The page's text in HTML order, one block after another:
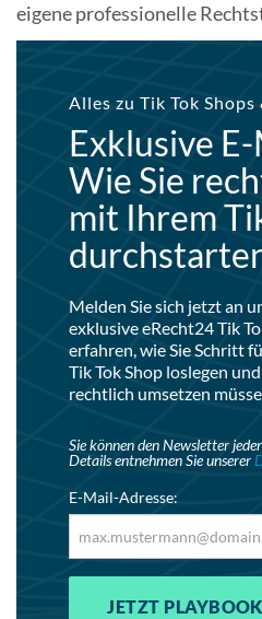
eigene professionelle
Alles zu Tik Tok Shops
Exklusive
Wie Sie
mit Ihrem
Melden Sie sich jetzt an
exklusive eRecht24 Tik
erfahren, wie Sie Schritt
Tik Tok Shop loslegen
rechtlich umsetzen
Sie können den Newsletter
Details entnehmen Sie unserer
E-Mail-Adresse:
JETZT